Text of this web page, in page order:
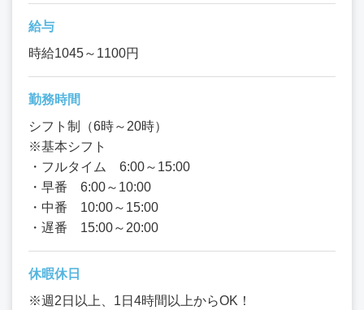
給与
時給1045～1100円
勤務時間
シフト制（6時～20時）
※基本シフト
・フルタイム 6:00～15:00
・早番 6:00～10:00
・中番 10:00～15:00
・遅番 15:00～20:00
休暇休日
※週2日以上、1日4時間以上からOK！